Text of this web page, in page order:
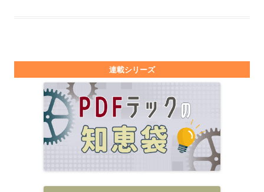
連載シリーズ